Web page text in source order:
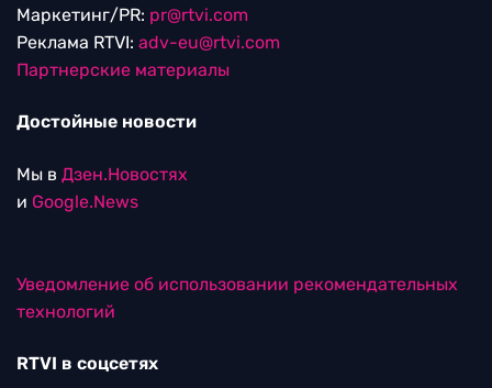
Маркетинг/PR: pr@rtvi.com
Реклама RTVI: adv-eu@rtvi.com
Партнерские материалы
Достойные новости
Мы в Дзен.Новостях
и Google.News
Уведомление об использовании рекомендательных
технологий
RTVI в соцсетях